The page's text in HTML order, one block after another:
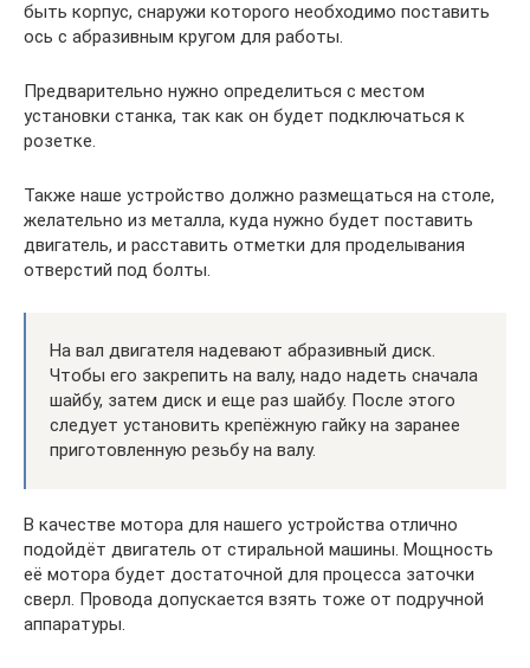
быть корпус, снаружи которого необходимо поставить
ось с абразивным кругом для работы.
Предварительно нужно определиться с местом
установки станка, так как он будет подключаться к
розетке.
Также наше устройство должно размещаться на столе,
желательно из металла, куда нужно будет поставить
двигатель, и расставить отметки для проделывания
отверстий под болты.
На вал двигателя надевают абразивный диск.
Чтобы его закрепить на валу, надо надеть сначала
шайбу, затем диск и еще раз шайбу. После этого
следует установить крепёжную гайку на заранее
приготовленную резьбу на валу.
В качестве мотора для нашего устройства отлично
подойдёт двигатель от стиральной машины. Мощность
её мотора будет достаточной для процесса заточки
сверл. Провода допускается взять тоже от подручной
аппаратуры.